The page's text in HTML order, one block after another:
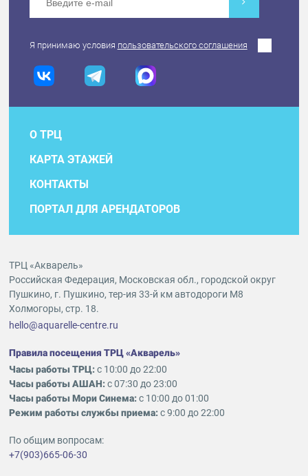
Я принимаю условия пользовательского соглашения
О ТРЦ
КАРТА ЭТАЖЕЙ
КОНТАКТЫ
ПОРТАЛ ДЛЯ АРЕНДАТОРОВ
ТРЦ «Акварель»
Российская Федерация, Московская обл., городской округ
Пушкино, г. Пушкино, тер-ия 33-й км автодороги М8
Холмогоры, стр. 18.
hello@aquarelle-centre.ru
Правила посещения ТРЦ «Акварель»
Часы работы ТРЦ:с 10:00 до 22:00
Часы работы АШАН:с 07:30 до 23:00
Часы работы Мори Синема:с 10:00 до 01:00
Режим работы службы приема:с 9:00 до 22:00
По общим вопросам:
+7(903)665-06-30